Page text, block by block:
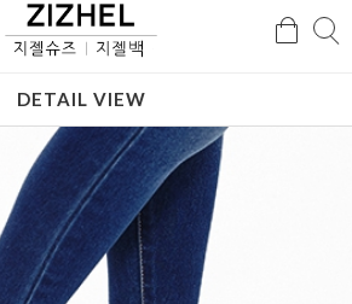
검
DETAIL VIEW